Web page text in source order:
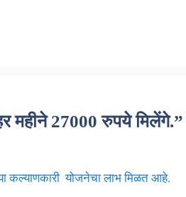
महीने 27000 रुपये मिलेंगे.”
या कल्याणकारी योजनेचा लाभ मिळत आहे.